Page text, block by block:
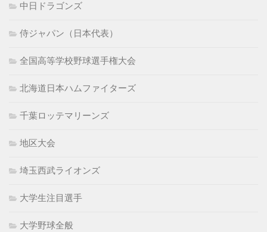
中日ドラゴンズ
侍ジャパン（日本代表）
全国高等学校野球選手権大会
北海道日本ハムファイターズ
千葉ロッテマリーンズ
地区大会
埼玉西武ライオンズ
大学生注目選手
大学野球全般